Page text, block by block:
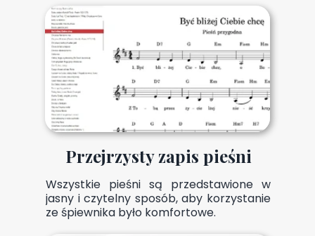
Przejrzysty zapis pieśni
Wszystkie pieśni są przedstawione w
jasny i czytelny sposób, aby korzystanie
ze śpiewnika było komfortowe.